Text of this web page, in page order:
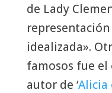
de Lady
idealizada».
famosos fue
autor de ‘Alicia